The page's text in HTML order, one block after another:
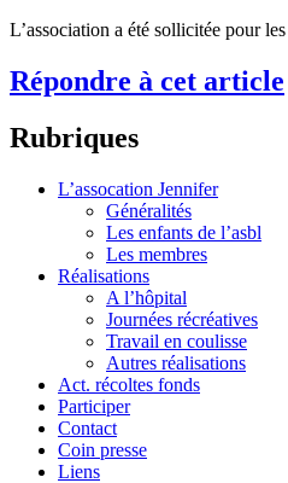
L’association a été sollicitée pour
Répondre à cet article
Rubriques
L’assocation Jennifer
Généralités
Les enfants de l’asbl
Les membres
Réalisations
A l’hôpital
Journées récréatives
Travail en coulisse
Autres réalisations
Act. récoltes fonds
Participer
Contact
Coin presse
Liens